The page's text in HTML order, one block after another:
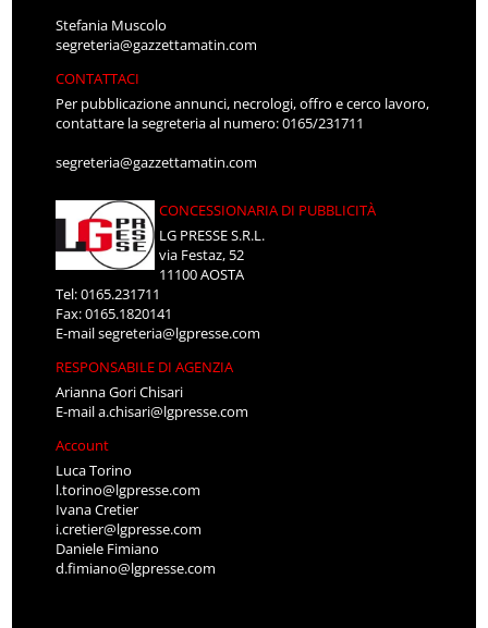
Stefania Muscolo
segreteria@gazzettamatin.com
CONTATTACI
Per pubblicazione annunci, necrologi, offro e cerco lavoro,
contattare la segreteria al numero: 0165/231711
segreteria@gazzettamatin.com
CONCESSIONARIA DI PUBBLICITÀ
LG PRESSE S.R.L.
via Festaz, 52
11100 AOSTA
Tel: 0165.231711
Fax: 0165.1820141
E-mailsegreteria@lgpresse.com
RESPONSABILE DI AGENZIA
Arianna Gori Chisari
E-maila.chisari@lgpresse.com
Account
Luca Torino
l.torino@lgpresse.com
Ivana Cretier
i.cretier@lgpresse.com
Daniele Fimiano
d.fimiano@lgpresse.com